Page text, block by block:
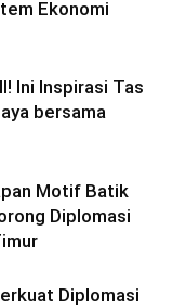
Ekonomi
Ini Inspirasi Tas
bersama
Motif Batik
Diplomasi
Diplomasi